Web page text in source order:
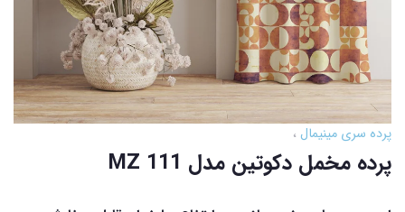
پرده سری مینیمال
پرده مخمل دکوتین مدل MZ 111